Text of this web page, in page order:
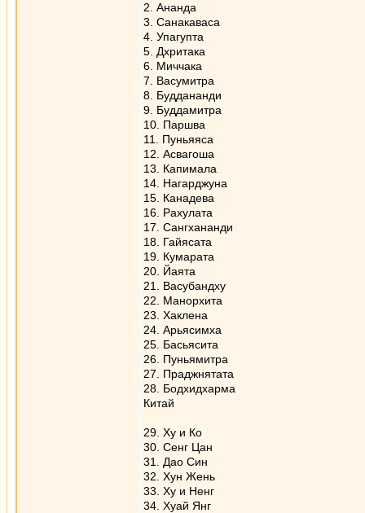
2. Ананда
3. Санакаваса
4. Упагупта
5. Дхритака
6. Миччака
7. Васумитра
8. Буддананди
9. Буддамитра
10. Паршва
11. Пуньяяса
12. Асвагоша
13. Капимала
14. Нагарджуна
15. Канадева
16. Рахулата
17. Сангхананди
18. Гайясата
19. Кумарата
20. Йаята
21. Васубандху
22. Манорхита
23. Хаклена
24. Арьясимха
25. Басьясита
26. Пуньямитра
27. Праджнятата
28. Бодхидхарма
Китай
29. Ху и Ко
30. Сенг Цан
31. Дао Син
32. Хун Жень
33. Ху и Ненг
34. Хуай Янг